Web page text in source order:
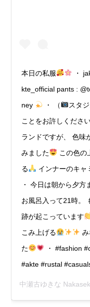
本日の私服
・
kte_official pants :
ney
・ （
スタ
ことをお許しくださ
ランドですが、 色味
みました
この色の
る
インナーのキャ
・ 今日は朝から夕
お風呂入って21時。
跡が起こっています
こみ上げる
た
・ #fashion
#akte #rustal
中瀬古ゆきな